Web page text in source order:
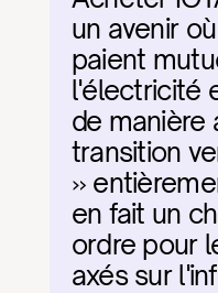
un avenir
paient
l'électricité
de manière
transition
»
en fait un
ordre pour
axés sur